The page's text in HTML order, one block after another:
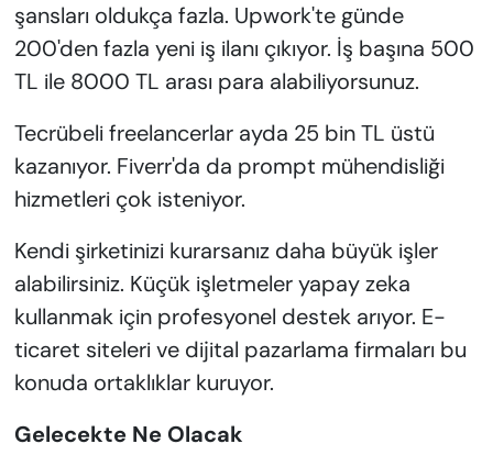
şansları oldukça fazla. Upwork'te günde
200'den fazla yeni iş ilanı çıkıyor. İş başına 500
TL ile 8000 TL arası para alabiliyorsunuz.
Tecrübeli freelancerlar ayda 25 bin TL üstü
kazanıyor. Fiverr'da da prompt mühendisliği
hizmetleri çok isteniyor.
Kendi şirketinizi kurarsanız daha büyük işler
alabilirsiniz. Küçük işletmeler yapay zeka
kullanmak için profesyonel destek arıyor. E-
ticaret siteleri ve dijital pazarlama firmaları bu
konuda ortaklıklar kuruyor.
Gelecekte Ne Olacak